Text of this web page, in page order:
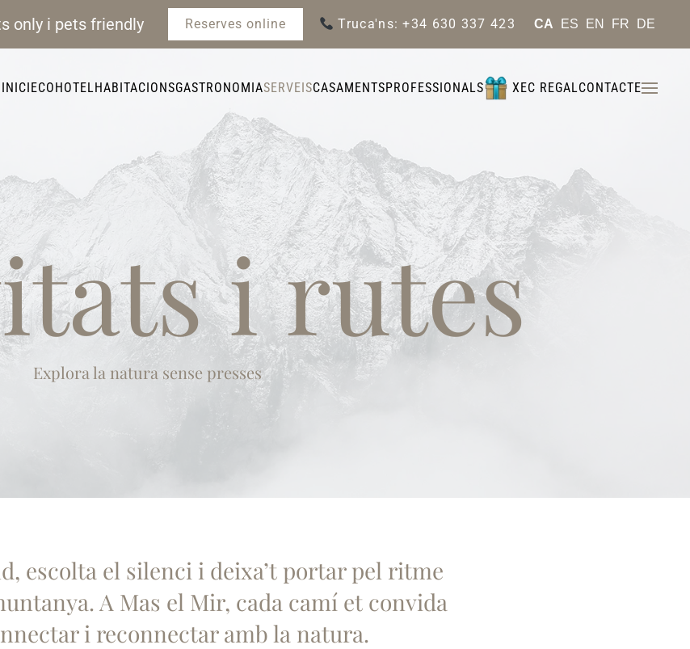
only i pets friendly Reserves online Truca'ns: +34 630 337 423 CA ES EN FR DE
INICIECOHOTELHABITACIONSGASTRONOMIASERVEISCASAMENTSPROFESSIONALS XEC REGALCONTACTE
i rutes
Explora la natura sense presses
escolta el silenci i deixa’t portar pel ritme
A Mas el Mir, cada camí et convida
i reconnectar amb la natura.